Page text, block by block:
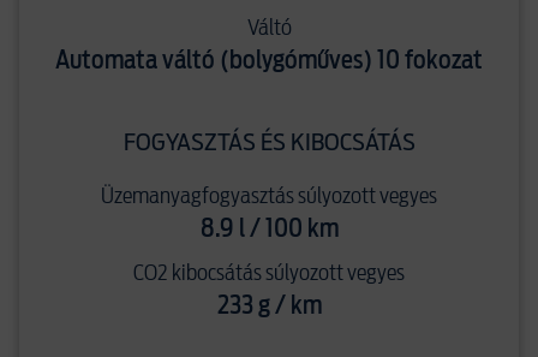
Váltó
Automata váltó (bolygóműves) 10 fokozat
FOGYASZTÁS ÉS KIBOCSÁTÁS
Üzemanyagfogyasztás súlyozott vegyes
8.9 l / 100 km
CO2 kibocsátás súlyozott vegyes
233 g / km